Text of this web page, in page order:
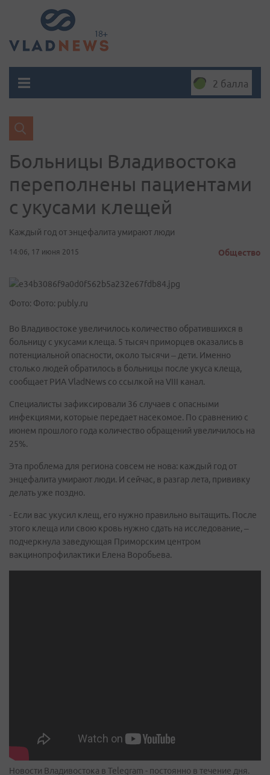
2 балла
Больницы Владивостока
переполнены пациентами
с укусами клещей
Каждый год от энцефалита умирают люди
14:06, 17 июня 2015 Общество
Фото: Фото: publy.ru
Во Владивостоке увеличилось количество обратившихся в
больницу с укусами клеща. 5 тысяч приморцев оказались в
потенциальной опасности, около тысячи – дети. Именно
столько людей обратилось в больницы после укуса клеща,
сообщает РИА VladNews со ссылкой на VIII канал.
Специалисты зафиксировали 36 случаев с опасными
инфекциями, которые передает насекомое. По сравнению с
июнем прошлого года количество обращений увеличилось на
25%.
Эта проблема для региона совсем не нова: каждый год от
энцефалита умирают люди. И сейчас, в разгар лета, прививку
делать уже поздно.
- Если вас укусил клещ, его нужно правильно вытащить. После
этого клеща или свою кровь нужно сдать на исследование, –
подчеркнула заведующая Приморским центром
вакцинопрофилактики Елена Воробьева.
Новости Владивостока в Telegram - постоянно в течение дня.